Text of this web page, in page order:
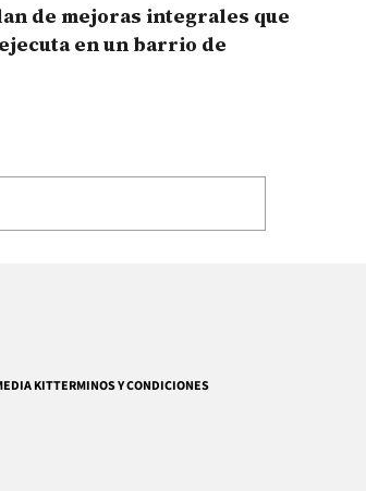
de mejoras integrales que
en un barrio de
KITTERMINOS Y CONDICIONES